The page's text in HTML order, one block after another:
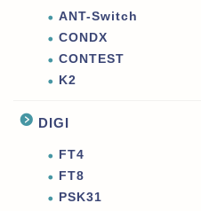
ANT-Switch
CONDX
CONTEST
K2
DIGI
FT4
FT8
PSK31